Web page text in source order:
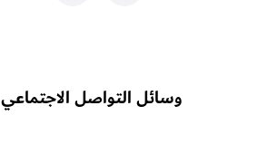
وسائل التواصل الاجتماعي